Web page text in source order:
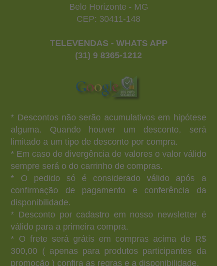
Belo Horizonte - MG
CEP: 30411-148
TELEVENDAS - WHATS APP
(31) 9 8365-1212
* Descontos não serão acumulativos em hipótese
alguma. Quando houver um desconto, será
limitado a um tipo de desconto por compra.
* Em caso de divergência de valores o valor válido
sempre será o do carrinho de compras.
* O pedido só é considerado válido após a
confirmação de pagamento e conferência da
disponibilidade.
* Desconto por cadastro em nosso newsletter é
válido para a primeira compra.
* O frete será grátis em compras acima de R$
300,00 ( apenas para produtos participantes da
promoção ) confira as regras e a disponibilidade.